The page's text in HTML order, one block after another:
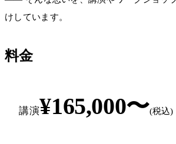
けしています。
料金
講演¥165,000〜(税込)